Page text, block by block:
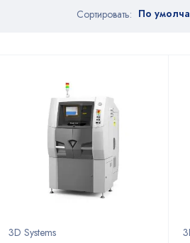
Сортировать: По
3D Systems